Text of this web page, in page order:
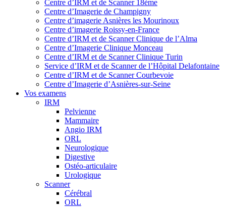
Centre d’IRM et de Scanner 18ème
Centre d’Imagerie de Champigny
Centre d’imagerie Asnières les Mourinoux
Centre d’imagerie Roissy-en-France
Centre d’IRM et de Scanner Clinique de l’Alma
Centre d’Imagerie Clinique Monceau
Centre d’IRM et de Scanner Clinique Turin
Service d’IRM et de Scanner de l’Hôpital Delafontaine
Centre d’IRM et de Scanner Courbevoie
Centre d’Imagerie d’Asnières-sur-Seine
Vos examens
IRM
Pelvienne
Mammaire
Angio IRM
ORL
Neurologique
Digestive
Ostéo-articulaire
Urologique
Scanner
Cérébral
ORL